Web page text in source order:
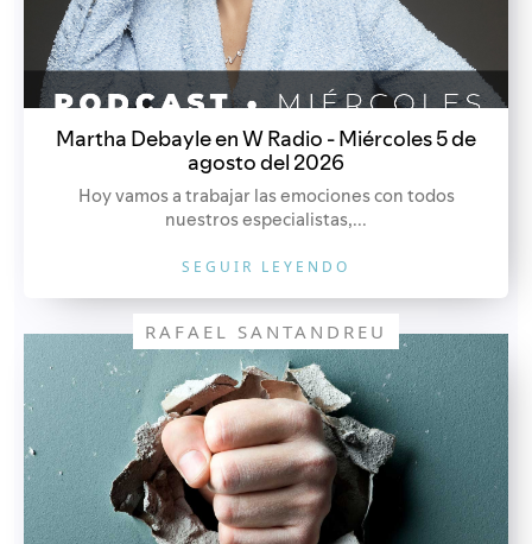
Martha Debayle en W Radio - Miércoles 5 de
agosto del 2026
Hoy vamos a trabajar las emociones con todos
nuestros especialistas,...
SEGUIR LEYENDO
RAFAEL SANTANDREU